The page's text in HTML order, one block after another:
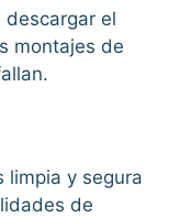
descargar el
montajes de
limpia y segura
de